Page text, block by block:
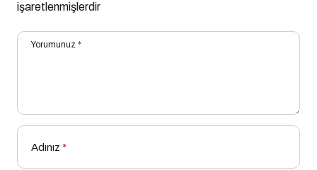
işaretlenmişlerdir
Yorumunuz *
Adınız *